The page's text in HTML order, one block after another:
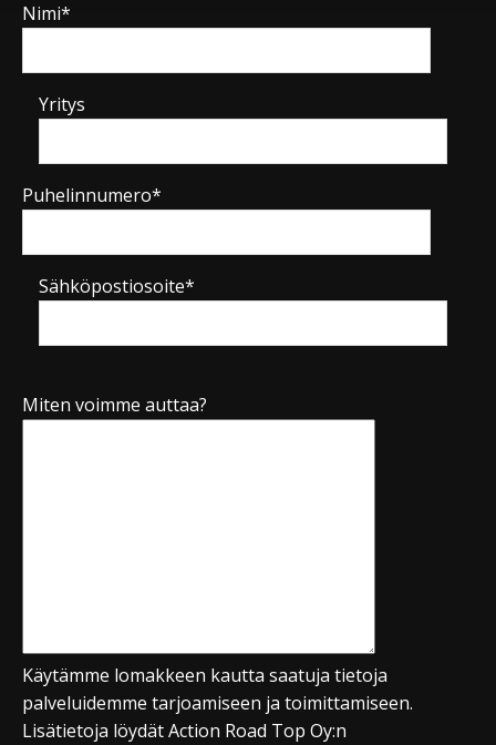
Nimi*
Yritys
Puhelinnumero*
Sähköpostiosoite*
Miten voimme auttaa?
Käytämme lomakkeen kautta saatuja tietoja
palveluidemme tarjoamiseen ja toimittamiseen.
Lisätietoja löydät Action Road Top Oy:n